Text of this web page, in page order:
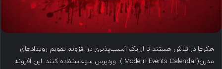
هکرها در تلاش هستند تا از یک آسیب‌پذیری در افزونه تقویم رویدادهای
مدرن(Modern Events Calendar ) وردپرس سوءاستفاده کنند. این افزونه